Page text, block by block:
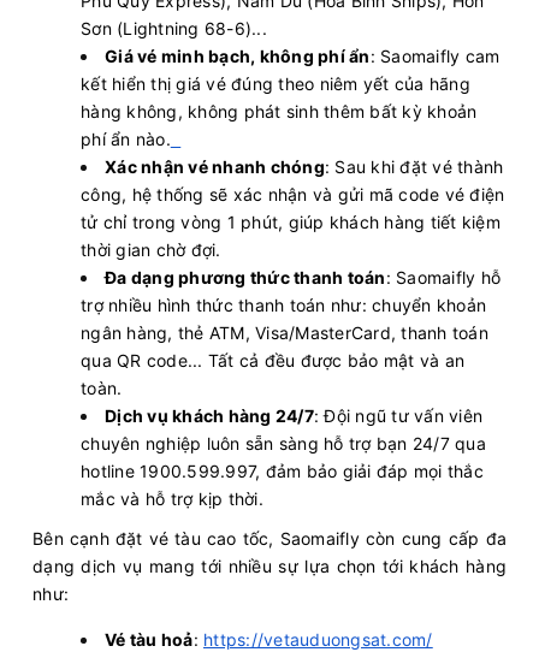
Sơn (Lightning 68-6)...
Giá vé minh bạch, không phí ẩn: Saomaifly cam
kết hiển thị giá vé đúng theo niêm yết của hãng
hàng không, không phát sinh thêm bất kỳ khoản
phí ẩn nào.
Xác nhận vé nhanh chóng: Sau khi đặt vé thành
công, hệ thống sẽ xác nhận và gửi mã code vé điện
tử chỉ trong vòng 1 phút, giúp khách hàng tiết kiệm
thời gian chờ đợi.
Đa dạng phương thức thanh toán: Saomaifly hỗ
trợ nhiều hình thức thanh toán như: chuyển khoản
ngân hàng, thẻ ATM, Visa/MasterCard, thanh toán
qua QR code... Tất cả đều được bảo mật và an
toàn.
Dịch vụ khách hàng 24/7: Đội ngũ tư vấn viên
chuyên nghiệp luôn sẵn sàng hỗ trợ bạn 24/7 qua
hotline 1900.599.997, đảm bảo giải đáp mọi thắc
mắc và hỗ trợ kịp thời.
Bên cạnh đặt vé tàu cao tốc, Saomaifly còn cung cấp đa
dạng dịch vụ mang tới nhiều sự lựa chọn tới khách hàng
như:
Vé tàu hoả: https://vetauduongsat.com/